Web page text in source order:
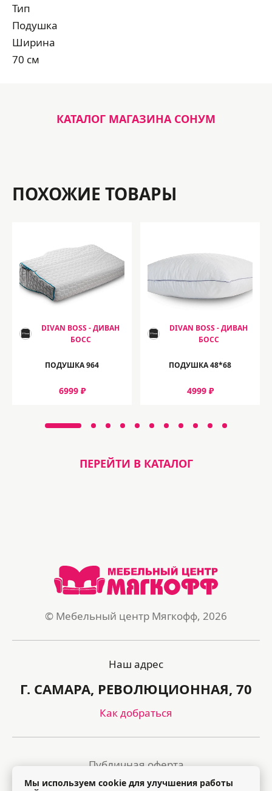
Тип
Подушка
Ширина
70 см
КАТАЛОГ МАГАЗИНА СОНУМ
ПОХОЖИЕ ТОВАРЫ
DIVAN BOSS - ДИВАН
БОСС
ПОДУШКА 964
6999 ₽
DIVAN BOSS - ДИВАН
БОСС
ПОДУШКА 48*68
4999 ₽
ПЕРЕЙТИ В КАТАЛОГ
© Мебельный центр Мягкофф, 2026
Наш адрес
Г. САМАРА, РЕВОЛЮЦИОННАЯ, 70
Как добраться
Публичная оферта
Мы используем cookie для улучшения работы